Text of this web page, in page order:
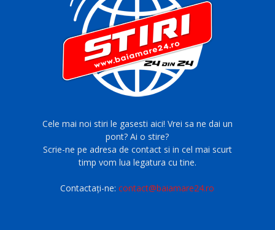
Cele mai noi stiri le gasesti aici! Vrei sa ne dai un
pont? Ai o stire?
Scrie-ne pe adresa de contact si in cel mai scurt
timp vom lua legatura cu tine.
Contactați-ne:contact@baiamare24.ro